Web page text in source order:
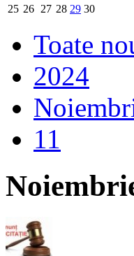
25 26 27 28 29 30
Toate
2024
11